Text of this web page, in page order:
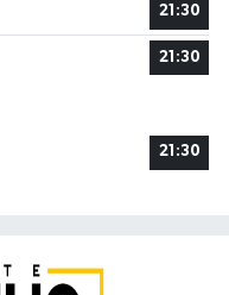
21:30
21:30
21:30